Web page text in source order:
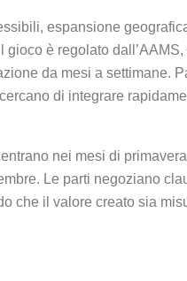
espansione
è regolato
da mesi a settimane.
di integrare
nei mesi di
Le parti negoziano
che il valore creato sia